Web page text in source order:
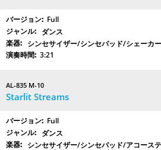
Full
ダンス
シンセサイザー/シンセパッド/シェーカ
3:21
AL-835 M-10
Starlit Streams
Full
ダンス
シンセサイザー/シンセパッド/アコース